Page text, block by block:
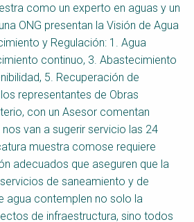
como un experto en aguas y un
ONG presentan la Visión de Agua
y Regulación: 1. Agua
continuo, 3. Abastecimiento
5. Recuperación de
representantes de Obras
con un Asesor comentan
nos van a sugerir servicio las 24
muestra comose requiere
adecuados que aseguren que la
de saneamiento y de
agua contemplen no solo la
de infraestructura, sino todos